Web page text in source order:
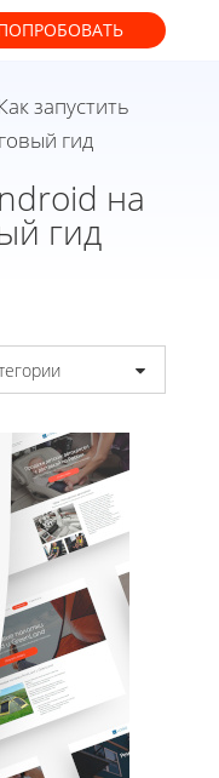
запустить
гид
на
гид